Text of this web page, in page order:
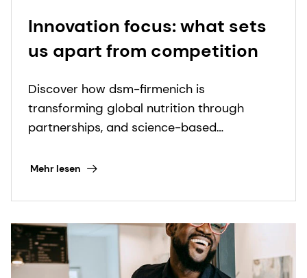
Innovation focus: what sets
us apart from competition
Discover how dsm-firmenich is
transforming global nutrition through
partnerships, and science-based
deficiencies.
Mehr lesen